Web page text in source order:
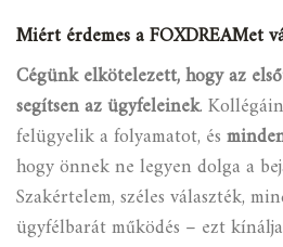
Miért érdemes a FOXDREAMet
Cégünk elkötelezett, hogy az
segítsen az ügyfeleinek.
felügyelik a folyamatot, és
hogy önnek ne legyen dolga a
Szakértelem, széles választék,
ügyfélbarát működés – ezt